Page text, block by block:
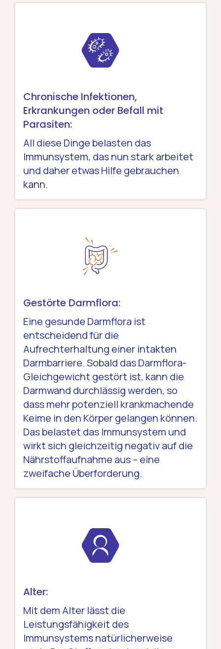
Chronische Infektionen,
Erkrankungen oder Befall mit
Parasiten:
All diese Dinge belasten das
Immunsystem, das nun stark arbeitet
und daher etwas Hilfe gebrauchen
kann.
Gestörte Darmflora:
Eine gesunde Darmflora ist
entscheidend für die
Aufrechterhaltung einer intakten
Darmbarriere. Sobald das Darmflora-
Gleichgewicht gestört ist, kann die
Darmwand durchlässig werden, so
dass mehr potenziell krankmachende
Keime in den Körper gelangen können.
Das belastet das Immunsystem und
wirkt sich gleichzeitig negativ auf die
Nährstoffaufnahme aus – eine
zweifache Überforderung.
Alter:
Mit dem Alter lässt die
Leistungsfähigkeit des
Immunsystems natürlicherweise